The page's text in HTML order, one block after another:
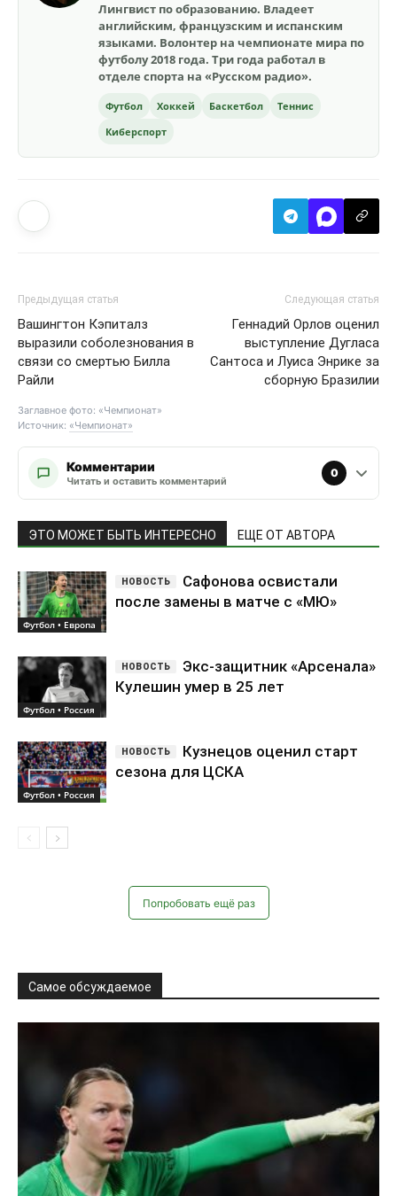
Лингвист по образованию. Владеет
английским, французским и испанским
языками. Волонтер на чемпионате мира по
футболу 2018 года. Три года работал в
отделе спорта на «Русском радио».
Футбол Хоккей Баскетбол
Теннис
Киберспорт
Предыдущая статья
Вашингтон Кэпиталз
выразили соболезнования в
связи со смертью Билла
Райли
Следующая статья
Геннадий Орлов оценил
выступление Дугласа
Сантоса и Луиса Энрике за
сборную Бразилии
Заглавное фото: «Чемпионат»
Источник: «Чемпионат»
Комментарии
Читать и оставить комментарий
0
ЭТО МОЖЕТ БЫТЬ ИНТЕРЕСНО ЕЩЕ ОТ АВТОРА
Футбол • Европа
Сафонова освистали
после замены в матче с «МЮ»
Футбол • Россия
Экс-защитник «Арсенала»
Кулешин умер в 25 лет
Футбол • Россия
Кузнецов оценил старт
сезона для ЦСКА
Попробовать ещё раз
Самое обсуждаемое